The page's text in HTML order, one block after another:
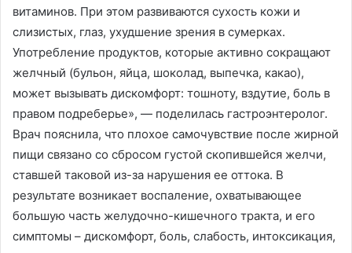
витаминов. При этом развиваются сухость кожи и
слизистых, глаз, ухудшение зрения в сумерках.
Употребление продуктов, которые активно сокращают
желчный (бульон, яйца, шоколад, выпечка, какао),
может вызывать дискомфорт: тошноту, вздутие, боль в
правом подреберье», — поделилась гастроэнтеролог.
Врач пояснила, что плохое самочувствие после жирной
пищи связано со сбросом густой скопившейся желчи,
ставшей таковой из-за нарушения ее оттока. В
результате возникает воспаление, охватывающее
большую часть желудочно-кишечного тракта, и его
симптомы – дискомфорт, боль, слабость, интоксикация,